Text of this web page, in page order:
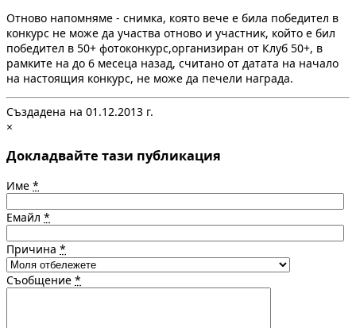
Отново напомняме - снимка, която вече е била победител в
конкурс не може да участва отново и участник, който е бил
победител в 50+ фотоконкурс,организиран от Клуб 50+, в
рамките на до 6 месеца назад, считано от датата на начало
на настоящия конкурс, не може да печели награда.
Създадена на 01.12.2013 г.
×
Докладвайте тази публикация
Име *
Емайл *
Причина *
Съобщение *